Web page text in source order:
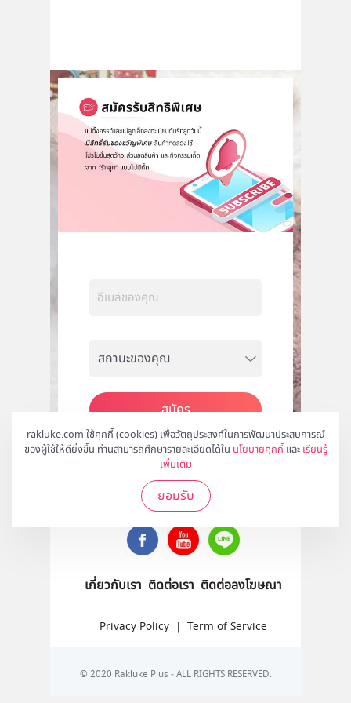
rakluke.com ใช้คุกกี้ (cookies) เพื่อวัตถุประสงค์ในการพัฒนาประสบการณ์
ของผู้ใช้ให้ดียิ่งขึ้น ท่านสามารถศึกษารายละเอียดได้ใน นโยบายคุกกี้ และ เรียนรู้
เพิ่มเติม
ยอมรับ
สมัคร
ติดตามเราได้ที่
เกี่ยวกับเรา ติดต่อเรา ติดต่อลงโฆษณา
Privacy Policy | Term of Service
© 2020 Rakluke Plus - ALL RIGHTS RESERVED.